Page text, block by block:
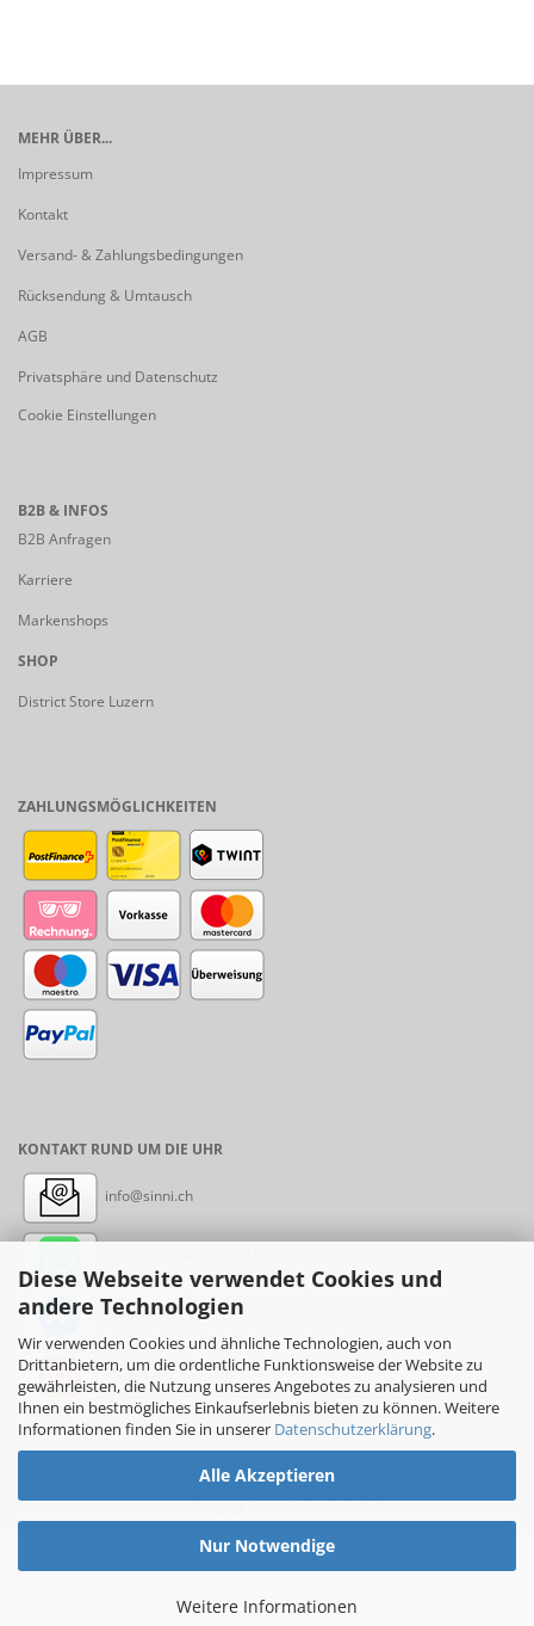
Diese Webseite verwendet Cookies und
andere Technologien
Wir verwenden Cookies und ähnliche Technologien, auch von
Drittanbietern, um die ordentliche Funktionsweise der Website zu
gewährleisten, die Nutzung unseres Angebotes zu analysieren und
Ihnen ein bestmögliches Einkaufserlebnis bieten zu können. Weitere
Informationen finden Sie in unserer Datenschutzerklärung.
Alle Akzeptieren
Nur Notwendige
Weitere Informationen
MEHR ÜBER...
Impressum
Kontakt
Versand- & Zahlungsbedingungen
Rücksendung & Umtausch
AGB
Privatsphäre und Datenschutz
Cookie Einstellungen
B2B & INFOS
B2B Anfragen
Karriere
Markenshops
SHOP
District Store Luzern
ZAHLUNGSMÖGLICHKEITEN
KONTAKT RUND UM DIE UHR
info@sinni.ch
Messenger: sinni.ch
Instagram: sinni_ch
Online-Shopby sinni.ch © 2017-2026